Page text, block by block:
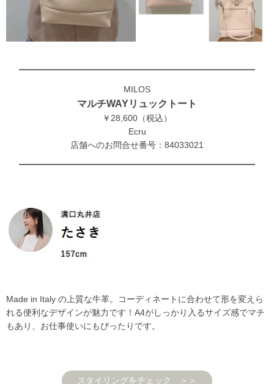
MILOS
マルチWAYリュックトート
￥28,600（税込）
Ecru
店舗へのお問合せ番号：84033021
Made in Italy の上質な牛革。コーディネートに合わせて形を変えら
れる便利なデザインが魅力です！A4がしっかり入るサイズ感でマチ
もあり、お仕事使いにもぴったりです。
スタイリングをチェック ＞＞